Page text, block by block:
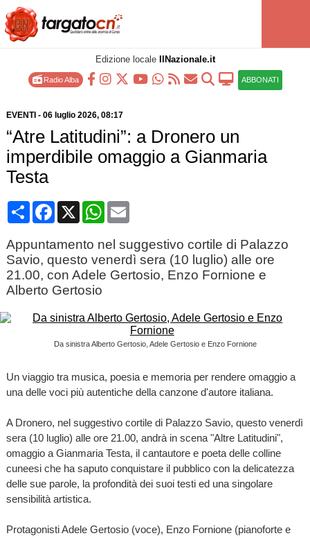
Edizione locale IlNazionale.it
Radio Alba ABBONATI
EVENTI - 06 luglio 2026, 08:17
“Atre Latitudini”: a Dronero un
imperdibile omaggio a Gianmaria
Testa
CondividiFacebook
X WhatsApp
Email
Appuntamento nel suggestivo cortile di Palazzo
Savio, questo venerdì sera (10 luglio) alle ore
21.00, con Adele Gertosio, Enzo Fornione e
Alberto Gertosio
Da sinistra Alberto Gertosio, Adele Gertosio e Enzo Fornione
Un viaggio tra musica, poesia e memoria per rendere omaggio a
una delle voci più autentiche della canzone d'autore italiana.
A Dronero, nel suggestivo cortile di Palazzo Savio, questo venerdì
sera (10 luglio) alle ore 21.00, andrà in scena "Altre Latitudini",
omaggio a Gianmaria Testa, il cantautore e poeta delle colline
cuneesi che ha saputo conquistare il pubblico con la delicatezza
delle sue parole, la profondità dei suoi testi ed una singolare
sensibilità artistica.
Protagonisti Adele Gertosio (voce), Enzo Fornione (pianoforte e